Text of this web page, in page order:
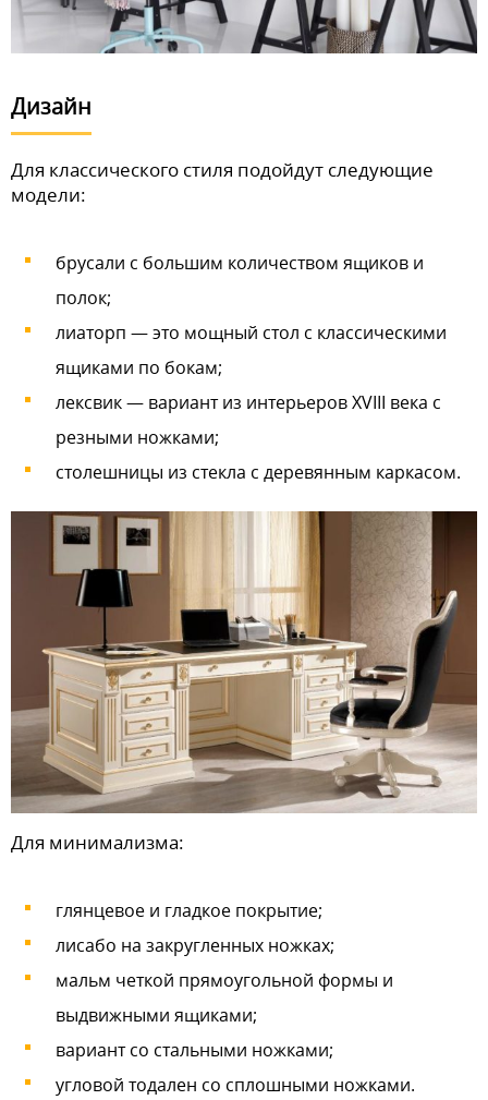
Дизайн
Для классического стиля подойдут следующие
модели:
брусали с большим количеством ящиков и
полок;
лиаторп — это мощный стол с классическими
ящиками по бокам;
лексвик — вариант из интерьеров XVIII века с
резными ножками;
столешницы из стекла с деревянным каркасом.
Для минимализма:
глянцевое и гладкое покрытие;
лисабо на закругленных ножках;
мальм четкой прямоугольной формы и
выдвижными ящиками;
вариант со стальными ножками;
угловой тодален со сплошными ножками.